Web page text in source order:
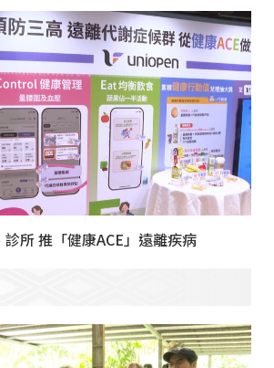
所 推「健康ACE」遠離疾病